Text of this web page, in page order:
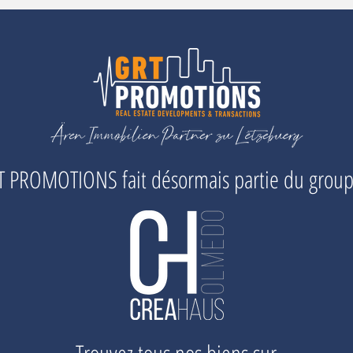
PROMOTIONS fait désormais partie du